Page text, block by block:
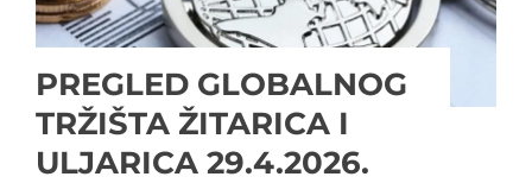
PREGLED GLOBALNOG
TRŽIŠTA ŽITARICA I
ULJARICA 29.4.2026.